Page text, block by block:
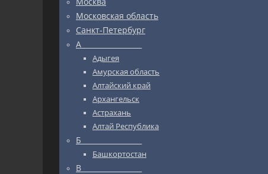
Московская область
Санкт-Петербург
А_________________
Адыгея
Амурская область
Алтайский край
Архангельск
Астрахань
Алтай Республика
Б_________________
Башкортостан
В_________________